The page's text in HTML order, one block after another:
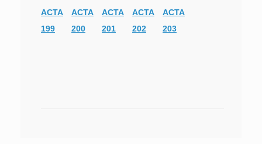
ACTA
199
ACTA
200
ACTA
201
ACTA
202
ACTA
203